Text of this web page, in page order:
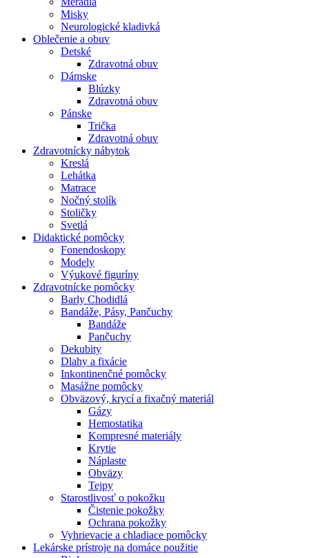
Misky
Neurologické kladivká
Oblečenie a obuv
Detské
Zdravotná obuv
Dámske
Blúzky
Zdravotná obuv
Pánske
Trička
Zdravotná obuv
Zdravotnícky nábytok
Kreslá
Lehátka
Matrace
Nočný stolík
Stoličky
Svetlá
Didaktické pomôcky
Fonendoskopy
Modely
Výukové figuríny
Zdravotnícke pomôcky
Barly Chodidlá
Bandáže, Pásy, Pančuchy
Bandáže
Pančuchy
Dekubity
Dlahy a fixácie
Inkontinenčné pomôcky
Masážne pomôcky
Obväzový, krycí a fixačný materiál
Gázy
Hemostatika
Kompresné materiály
Krytie
Náplaste
Obväzy
Tejpy
Starostlivosť o pokožku
Čistenie pokožky
Ochrana pokožky
Vyhrievacie a chladiace pomôcky
Lekárske prístroje na domáce použitie